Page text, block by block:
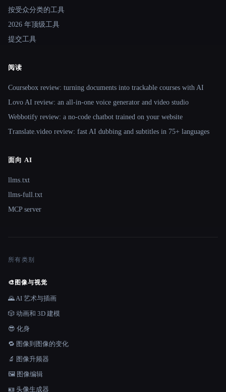
按受众分类的工具
2026 年顶级工具
提交工具
阅读
Coursebox review: turning documents into trackable courses with AI
Lovo AI review: an all-in-one voice generator and video studio
Webbotify review: a no-code chatbot trained on your website
Translate.video review: fast AI dubbing and subtitles in 75+ languages
面向 AI
llms.txt
llms-full.txt
MCP server
所有类别
🎨 图像与视觉
🌄 AI 艺术与插画
🎲 动画和 3D 建模
😎 化身
🔁 图像到图像的变化
🔬 图像升频器
🖼️ 图像编辑
🪪 头像生成器